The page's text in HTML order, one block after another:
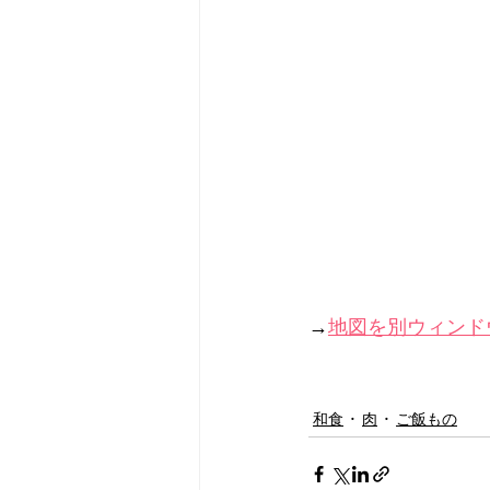
→地図を別ウィン
和食 肉 ご飯もの